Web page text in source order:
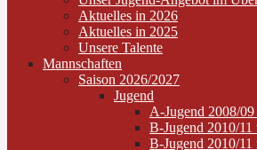
Aktuelles in 2026
Aktuelles in 2025
Unsere Talente
Mannschaften
Saison 2026/2027
Jugend
A-Jugend 2008/
B-Jugend 2010/
B-Jugend 2010/11